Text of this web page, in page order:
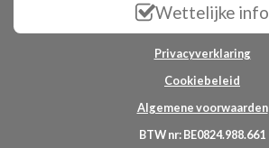
Wettelijke info
Privacyverklaring
Cookiebeleid
Algemene voorwaarden
BTW nr: BE0824.988.661